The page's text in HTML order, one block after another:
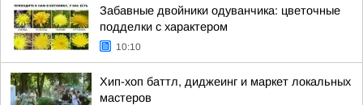
Забавные двойники одуванчика: цветочные
подделки с характером
10:10
Хип-хоп баттл, диджеинг и маркет локальных
мастеров